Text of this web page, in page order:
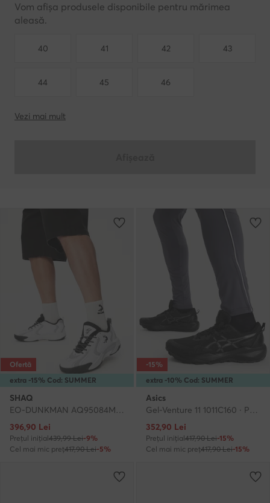
Vom afișa produsele disponibile pentru mărimea
aleasă.
40 41 42 43
44 45 46
Vezi mai mult
extra -15% Cod: SUMMER
Ofertă
SHAQ
EO-DUNKMAN AQ95084M-WS · Încălțăminte pentru baschet
Prețul actual
396,90 Lei
Prețul inițial439,99 Lei-9%
Cel mai mic preț417,90 Lei-5%
extra -10% Cod: SUMMER
-15%
Asics
Gel-Venture 11 1011C160 · Pantofi pentru alergare
Prețul actual
352,90 Lei
Prețul inițial417,90 Lei-15%
Cel mai mic preț417,90 Lei-15%